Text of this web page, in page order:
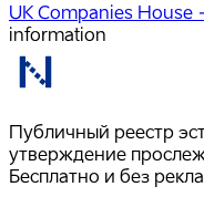
UK Companies House
information
Публичный реестр
утверждение
Бесплатно и без